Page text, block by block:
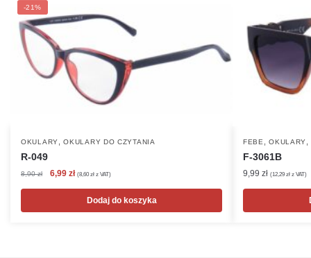
-21%
OKULARY ,OKULARY DO CZYTANIA
R-049
8,90zł
Pierwotna
8,90 zł.
6,99 złAktualna
wynosi:
6,99 zł.
(8,60 zł z VAT)
Dodaj do koszyka
FEBE ,OKULARY
F-3061B
9,99 zł (12,29 zł z VAT)